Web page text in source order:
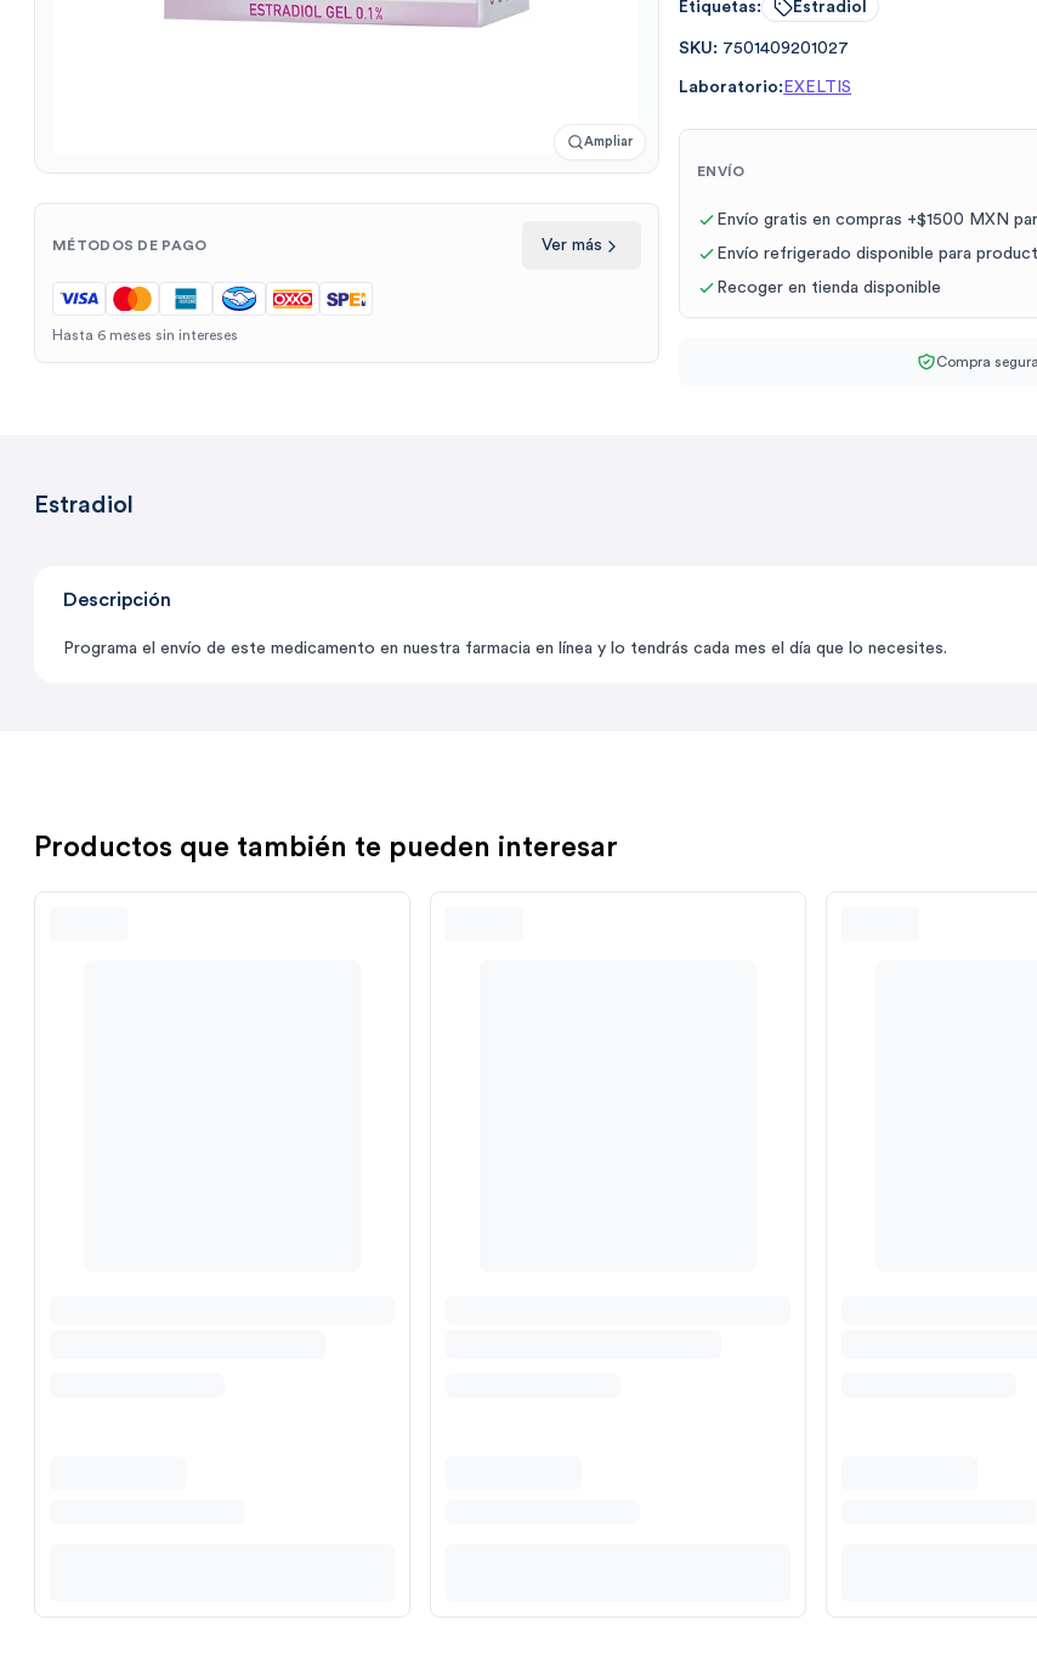
Ampliar
MÉTODOS DE PAGO Ver más
Hasta 6 meses sin intereses
Etiquetas: Estradiol
SKU: 7501409201027
Laboratorio: EXELTIS
ENVÍO
Envío gratis en compras +$1500 MXN
Envío refrigerado disponible para
Recoger en tienda disponible
Compra segura
Estradiol
Descripción
Programa el envío de este medicamento en nuestra farmacia en línea y lo tendrás cada mes el día que lo necesites.
Productos que también te pueden interesar